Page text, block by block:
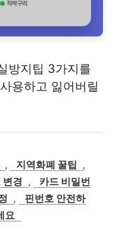
방지팁 3가지를
용하고 잃어버릴
, 지역화폐 꿀팁
,
변경 ,
카드 비밀번
,
핀번호 안전하
요